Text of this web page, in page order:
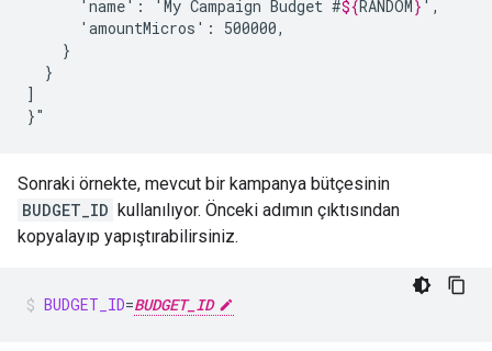
'name':
'My Campaign Budget #${RANDOM}
'amountMicros':
}
]
}"
Sonraki örnekte, mevcut bir kampanya bütçesinin
BUDGET_ID kullanılıyor. Önceki adımın çıktısından
kopyalayıp yapıştırabilirsiniz.
BUDGET_ID=BUDGET_ID